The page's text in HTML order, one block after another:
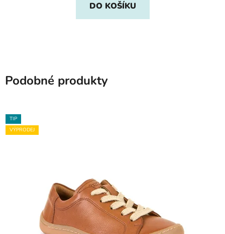
DO KOŠÍKU
Podobné produkty
TIP
VÝPRODEJ